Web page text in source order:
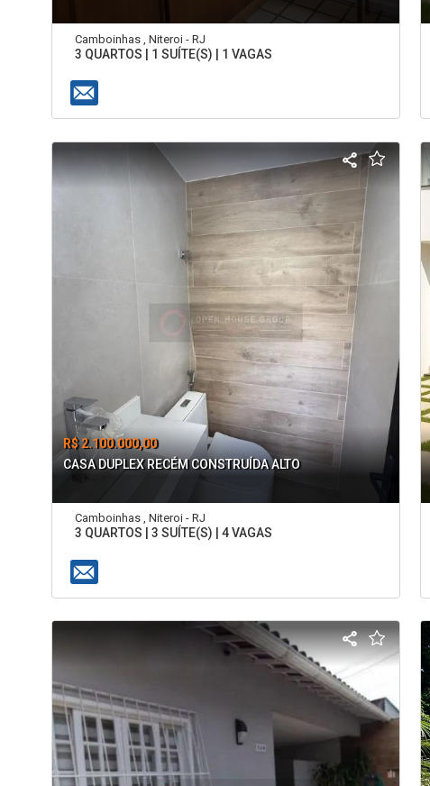
Camboinhas , Niteroi - RJ
3 QUARTOS | 1 SUÍTE(S) | 1 VAGAS
R$ 2.100.000,00
CASA DUPLEX RECÉM CONSTRUÍDA ALTO
Camboinhas , Niteroi - RJ
3 QUARTOS | 3 SUÍTE(S) | 4 VAGAS